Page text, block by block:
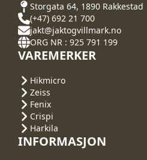
Storgata 64, 1890 Rakkestad
(+47) 692 21 700
jakt@jaktogvillmark.no
ORG NR : 925 791 199
VAREMERKER
Hikmicro
Zeiss
Fenix
Crispi
Harkila
INFORMASJON